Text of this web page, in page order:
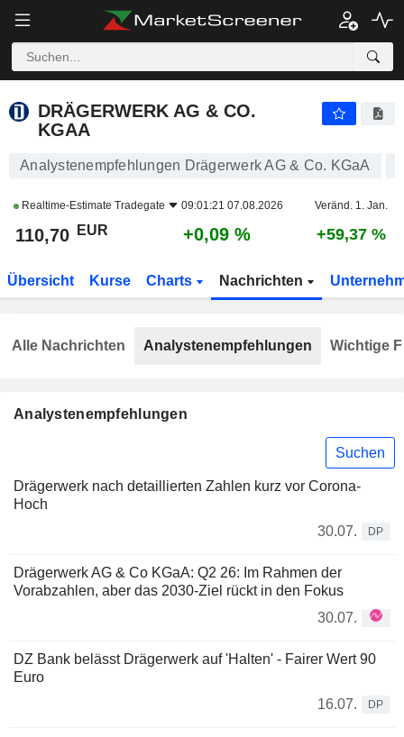
DRÄGERWERK AG & CO.
KGAA
Analystenempfehlungen Drägerwerk AG & Co. KGaA
Realtime-Estimate Tradegate 09:01:21 07.08.2026 Veränd. 1. Jan.
110,70 EUR +0,09 % +59,37 %
Übersicht Kurse Charts Nachrichten
Analystenempfehlungen
Suchen
Drägerwerk nach detaillierten Zahlen kurz vor Corona-
Hoch
30.07.
DP
Drägerwerk AG & Co KGaA: Q2 26: Im Rahmen der
Vorabzahlen, aber das 2030-Ziel rückt in den Fokus
30.07.
DZ Bank belässt Drägerwerk auf 'Halten' - Fairer Wert 90
Euro
16.07.
DP
Alle Nachrichten Analystenempfehlungen Wichtige